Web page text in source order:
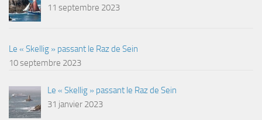
11 septembre 2023
Le « Skellig » passant le Raz de Sein
10 septembre 2023
Le « Skellig » passant le Raz de Sein
31 janvier 2023